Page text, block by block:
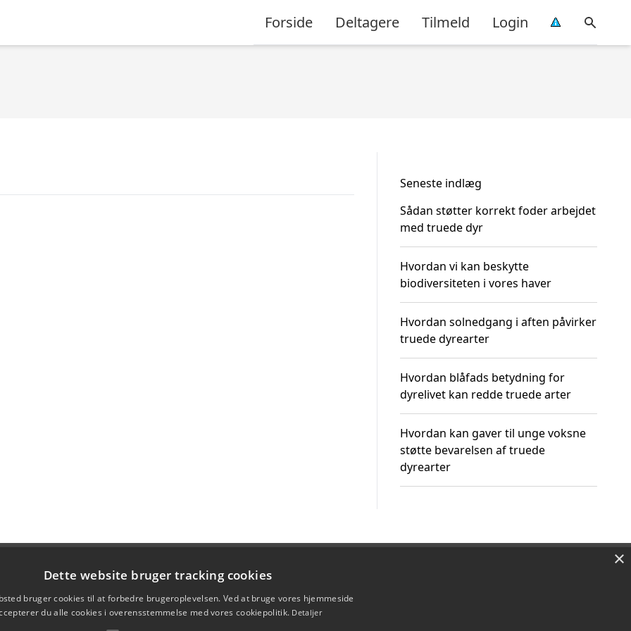
Forside Deltagere Tilmeld Login
Seneste indlæg
Sådan støtter korrekt foder arbejdet
med truede dyr
Hvordan vi kan beskytte
biodiversiteten i vores haver
Hvordan solnedgang i aften påvirker
truede dyrearter
Hvordan blåfads betydning for
dyrelivet kan redde truede arter
Hvordan kan gaver til unge voksne
støtte bevarelsen af truede
dyrearter
×
Dette website bruger tracking cookies
bruger cookies til at forbedre brugeroplevelsen. Ved at bruge vores hjemmeside
du alle cookies i overensstemmelse med vores cookiepolitik. Detaljer